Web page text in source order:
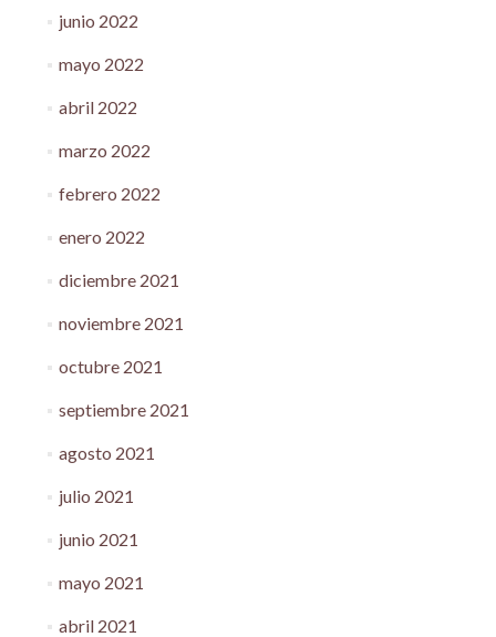
junio 2022
mayo 2022
abril 2022
marzo 2022
febrero 2022
enero 2022
diciembre 2021
noviembre 2021
octubre 2021
septiembre 2021
agosto 2021
julio 2021
junio 2021
mayo 2021
abril 2021